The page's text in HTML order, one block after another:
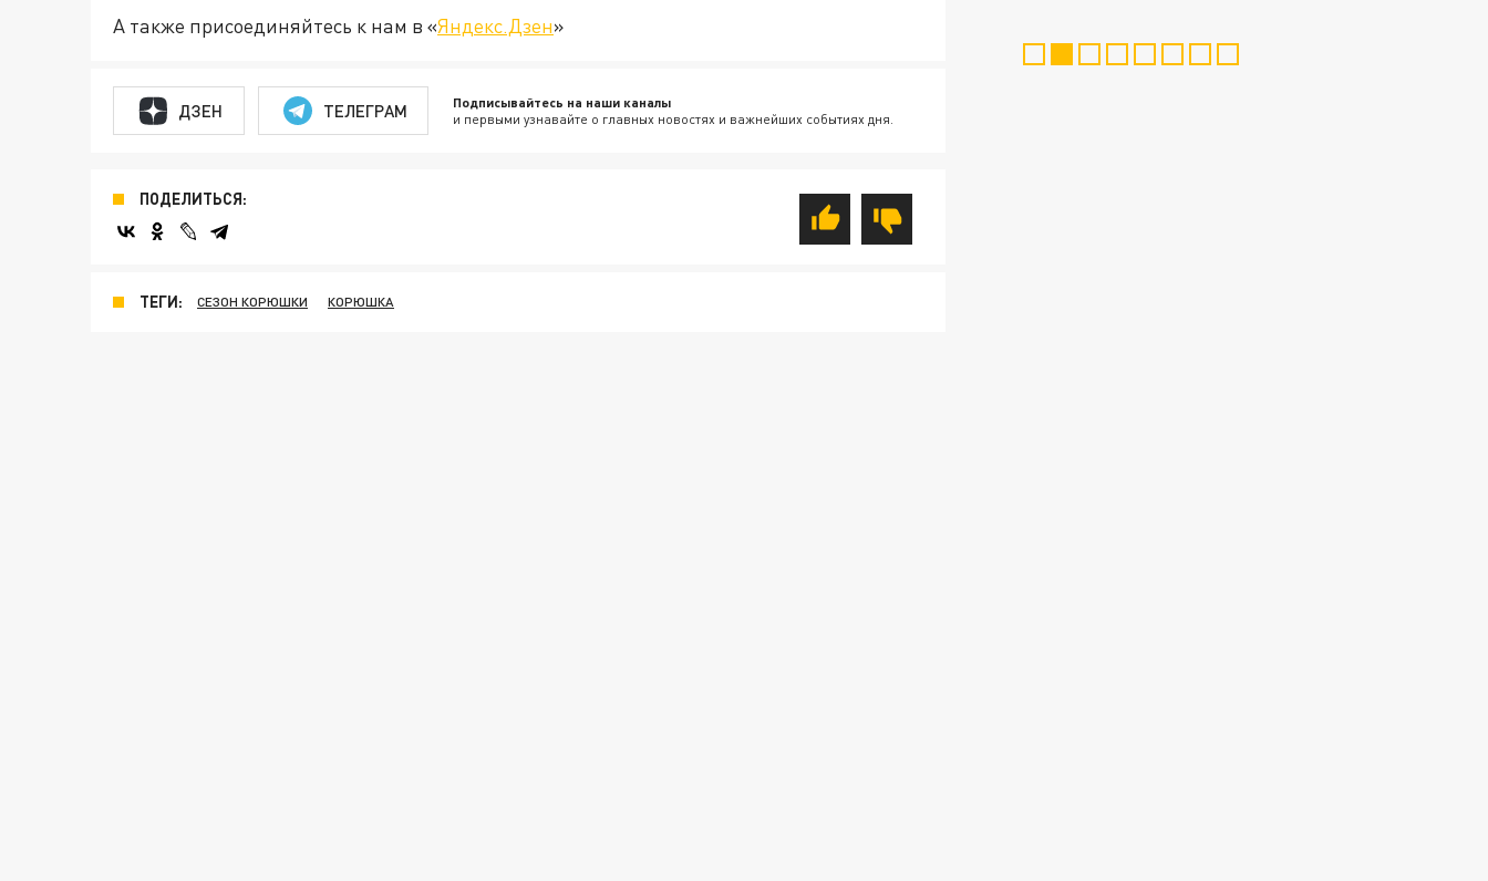
А также присоединяйтесь к нам в «Яндекс.Дзен»
ДЗЕН ТЕЛЕГРАМ Подписывайтесь на наши каналы
и первыми узнавайте о главных новостях и важнейших событиях дня.
ПОДЕЛИТЬСЯ:
ТЕГИ: СЕЗОН КОРЮШКИ КОРЮШКА